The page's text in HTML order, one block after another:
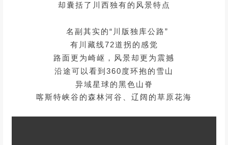
却囊括了川西独有的风景特点
名副其实的“川版独库公路”
有川藏线72道拐的感觉
路面更为崎岖，风景却更为震撼
沿途可以看到360度环抱的雪山
异域星球的黑色山脊
喀斯特峡谷的森林河谷、辽阔的草原花海